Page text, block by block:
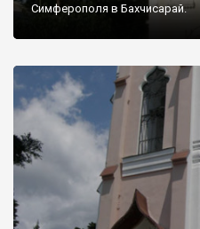
Симферополя в Бахчисарай.